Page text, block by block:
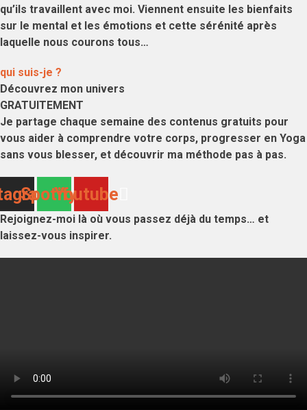
qu’ils travaillent avec moi. Viennent ensuite les bienfaits
sur le mental et les émotions et cette sérénité après
laquelle nous courons tous…
qui suis-je ?
Découvrez mon univers
GRATUITEMENT
Je partage chaque semaine des contenus gratuits pour
vous aider à comprendre votre corps, progresser en Yoga
sans vous blesser, et découvrir ma méthode pas à pas.
SpotifyYoutube
Rejoignez-moi là où vous passez déjà du temps… et
laissez-vous inspirer.